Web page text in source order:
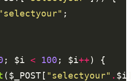
"selectyour"
; $i < 100 ; $i++
($_POST[ "selectyour" .